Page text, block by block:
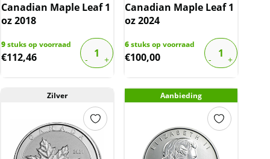
Canadian Maple Leaf 1
oz 2018
9stuks op voorraad
€112,46
Canadian Maple Leaf 1
oz 2024
6stuks op voorraad
€100,00
Zilver Aanbieding